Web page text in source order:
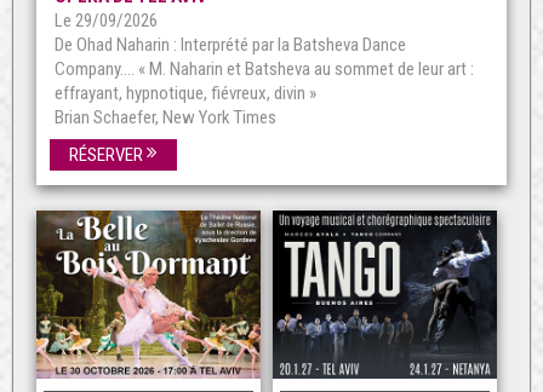
Le 29/09/2026
De Ohad Naharin : Interprété par la Batsheva Dance
Company…. « M. Naharin et Batsheva au sommet de leur art :
effrayant, hypnotique, fiévreux, divin »
Brian Schaefer, New York Times
RÉSERVER